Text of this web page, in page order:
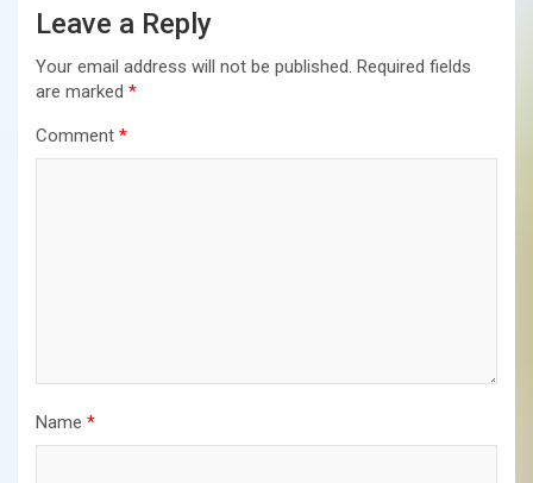
Leave a Reply
Your email address will not be published. Required fields
are marked *
Comment *
Name *